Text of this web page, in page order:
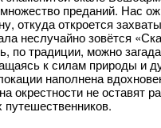
преданий. Нас
откуда откроется
неслучайно зовётся
по традиции, можно
к силам природы и
наполнена
окрестности не оставят